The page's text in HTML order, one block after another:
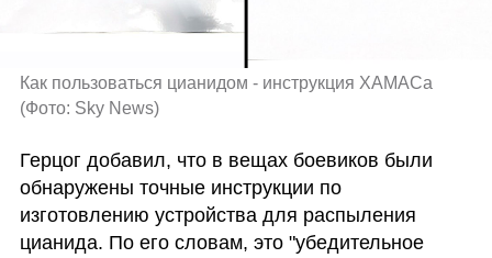
(Фото: Sky News)
Герцог добавил, что в вещах боевиков были
обнаружены точные инструкции по
изготовлению устройства для распыления
цианида. По его словам, это "убедительное